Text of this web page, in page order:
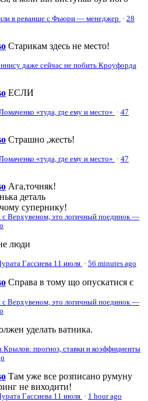
в реванше с Фьюри — менеджер · 28
Старикам здесь не место!
даже сейчас не побить Кроуфорда
ЕСЛИ
«туда, где ему и место» · 47
Страшно ,жесть!
«туда, где ему и место» · 47
Ага,точняк!
деталь
супернику!
с Верхувеном, это логичный поединок —
люди
Гассиева 11 июля · 56 minutes ago
Справа в тому що опускатися є
с Верхувеном, это логичный поединок —
уделать ватника.
Крылов: прогноз, ставки и коэффициенты
Там уже все розписано румуну
не виходити!
Гассиева 11 июля · 1 hour ago